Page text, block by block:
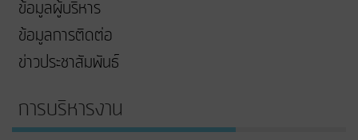
ข้อมูลผู้บริหาร
ข้อมูลการติดต่อ
ข่าวประชาสัมพันธ์
การบริหารงาน